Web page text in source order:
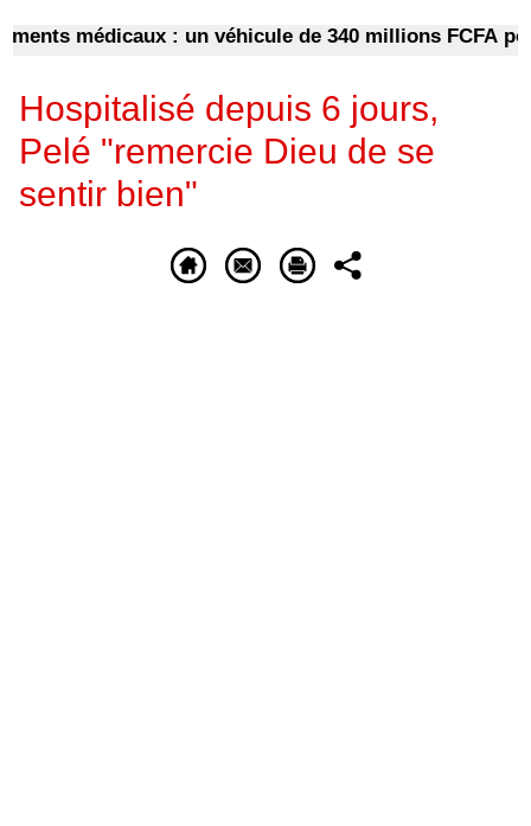
médicaux : un véhicule de 340 millions FCFA pour
Hospitalisé depuis 6 jours,
Pelé "remercie Dieu de se
sentir bien"